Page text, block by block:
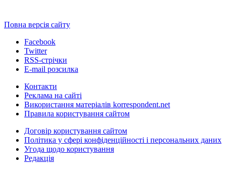
Повна версія сайту
Facebook
Twitter
RSS-стрічки
E-mail розсилка
Контакти
Реклама на сайті
Використання матеріалів korrespondent.net
Правила користування сайтом
Договір користування сайтом
Політика у сфері конфіденційності і персональних даних
Угода щодо користування
Редакція